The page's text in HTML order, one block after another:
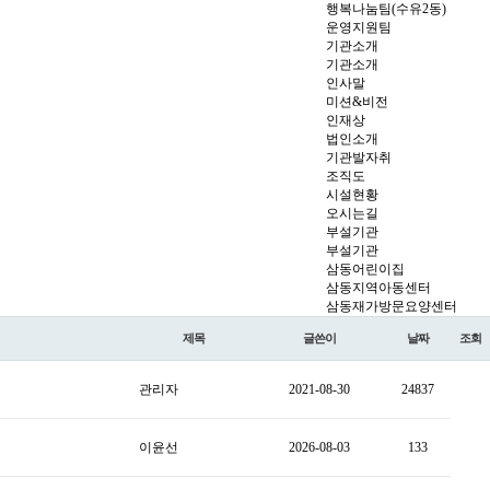
행복나눔팀(수유2동)
운영지원팀
기관소개
기관소개
인사말
미션&비전
인재상
법인소개
기관발자취
조직도
시설현황
오시는길
부설기관
부설기관
삼동어린이집
삼동지역아동센터
삼동재가방문요양센터
제목 글쓴이 날짜 조회
관리자 2021-08-30 24837
이윤선 2026-08-03 133